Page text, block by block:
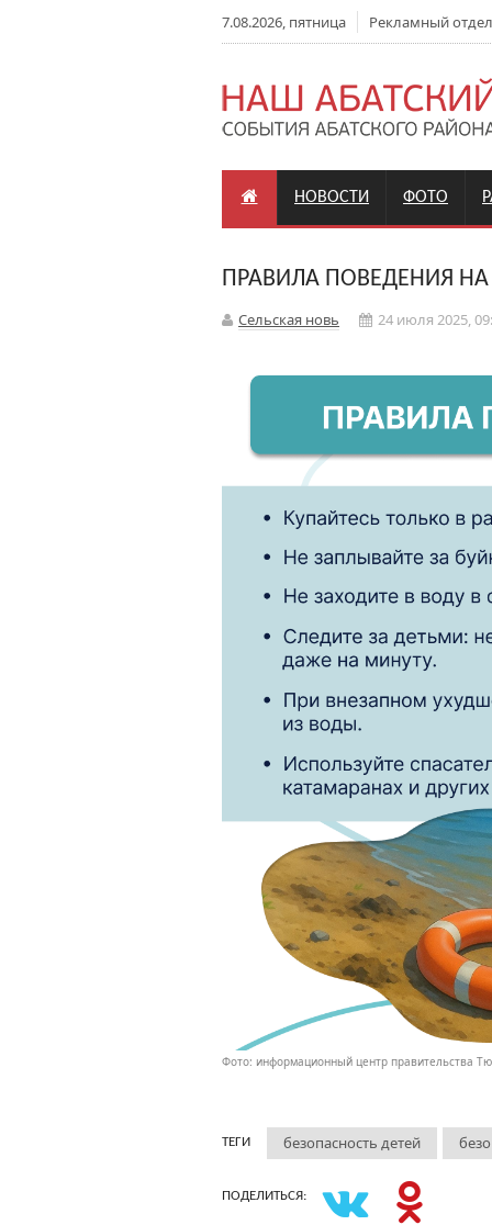
7.08.2026, пятница Рекламный
НОВОСТИ ФОТО
ПРАВИЛА ПОВЕДЕНИЯ
Сельская новь 24 июля 2025,
Фото: информационный центр правительства
ТЕГИ безопасность детей
ПОДЕЛИТЬСЯ: